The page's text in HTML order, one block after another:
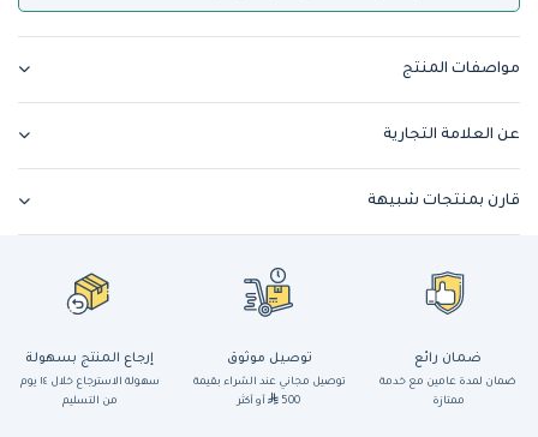
مواصفات المنتج
عن العلامة التجارية
قارن بمنتجات شبيهة
ضمان رائع
ضمان لمدة عامين مع خدمة
ممتازة
توصيل موثوق
توصيل مجاني عند الشراء بقيمة
500
أو أكثر
إرجاع المنتج بسهولة
سهولة الاسترجاع خلال ١٤ يوم
من التسليم